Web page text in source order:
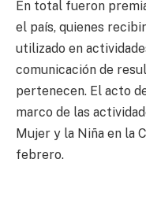
En total fueron
el país, quienes
utilizado en
comunicación de
pertenecen. El acto
marco de las
Mujer y la Niña en la
febrero.